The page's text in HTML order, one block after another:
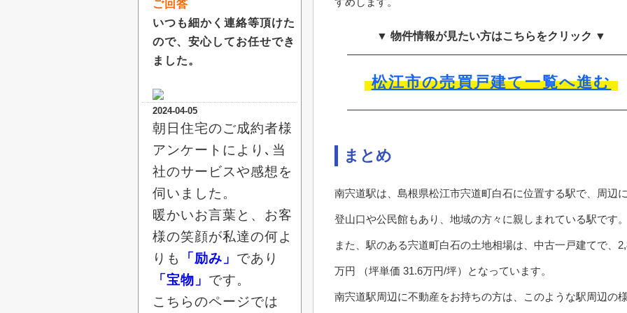
▼ 物件情報が見たい方はこちらをクリック ▼
松江市の売買戸建て一覧へ進む
まとめ
南宍道駅は、島根県松江市宍道町白石に位置する駅で、周辺
登山口や公民館もあり、地域の方々に親しまれている駅です。
また、駅のある宍道町白石の土地相場は、中古一戸建てで、
万円 （坪単価 31.6万円/坪）となっています。
南宍道駅周辺に不動産をお持ちの方は、このような駅周辺の
ご回答
いつも細かく連絡等頂けた
ので、安心してお任せでき
ました。
2024-04-05
朝日住宅のご成約者様
アンケートにより､当
社のサービスや感想を
伺いました。
暖かいお言葉と、お客
様の笑顔が私達の何よ
りも
「励み」 であり
「宝物」 です。
こちらのページでは